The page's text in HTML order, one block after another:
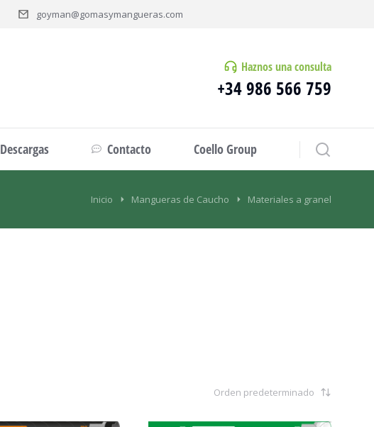
goyman@gomasymangueras.com
Haznos una consulta
+34 986 566 759
Descargas Contacto Coello Group
Inicio Mangueras de Caucho Materiales a granel